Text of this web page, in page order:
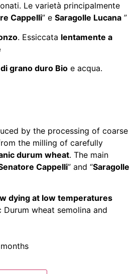
Le varietà principalmente
Cappelli” e Saragolle Lucana ”
. Essiccata lentamente a
grano duro Bio e acqua.
by the processing of coarse
the milling of carefully
durum wheat. The main
Cappelli” and “Saragolle
dying at low temperatures
Durum wheat semolina and